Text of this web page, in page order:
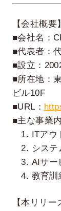
【会社概要】
■会社名：
■代表者：
■設立：
■所在地：
ビル10F
■URL：
■主な事業
1. ITアウ
2. システ
3. AIサー
4. 教育訓
【本リリ